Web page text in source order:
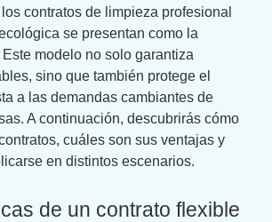
contratos de limpieza profesional
se presentan como la
modelo no solo garantiza
sino que también protege el
a las demandas cambiantes de
A continuación, descubrirás cómo
cuáles son sus ventajas y
en distintos escenarios.
de un contrato flexible